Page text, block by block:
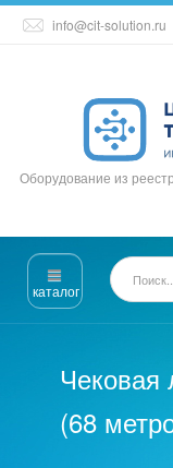
info@cit-solution.ru
Оборудование из
каталог
Чековая
(68